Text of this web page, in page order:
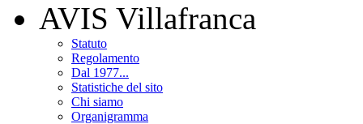
AVIS Villafranca
Statuto
Regolamento
Dal 1977...
Statistiche del sito
Chi siamo
Organigramma